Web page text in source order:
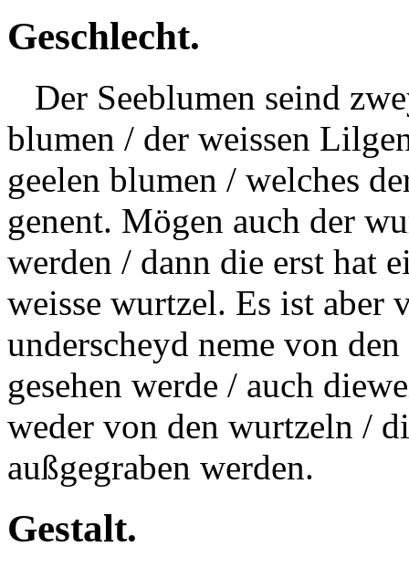
Geschlecht.
Der Seeblumen seind
blumen / der weissen
geelen blumen / welches
genent. Mögen auch der
werden / dann die erst hat
weisse wurtzel. Es ist aber
underscheyd neme von
gesehen werde / auch
weder von den wurtzeln /
außgegraben werden.
Gestalt.